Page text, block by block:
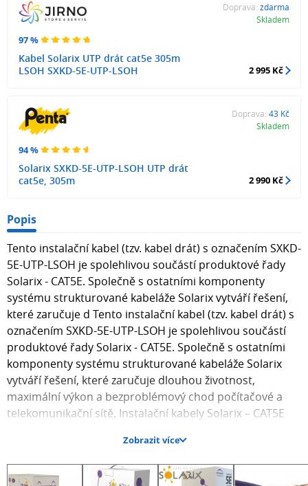
97 %
Kabel Solarix UTP drát cat5e 305m
LSOH SXKD-5E-UTP-LSOH
Doprava: zdarma
Skladem
2 995 Kč
94 %
Solarix SXKD-5E-UTP-LSOH UTP drát
cat5e, 305m
Doprava: 43 Kč
Skladem
2 990 Kč
Popis
Tento instalační kabel (tzv. kabel drát) s označením SXKD-
5E-UTP-LSOH je spolehlivou součástí produktové řady
Solarix - CAT5E. Společně s ostatními komponenty
systému strukturované kabeláže Solarix vytváří řešení,
které zaručuje d Tento instalační kabel (tzv. kabel drát) s
označením SXKD-5E-UTP-LSOH je spolehlivou součástí
produktové řady Solarix - CAT5E. Společně s ostatními
komponenty systému strukturované kabeláže Solarix
vytváří řešení, které zaručuje dlouhou životnost,
maximální výkon a bezproblémový chod počítačové a
telekomunikační sítě. Instalační kabely Solarix – CAT5E
stíněné i nestíněné verzi s různým typem pláště - tj. PVC
nebo LSOH. Tyto kabely bez problémů splňují a
především převyšují požadavky definované v
Zobrazit více